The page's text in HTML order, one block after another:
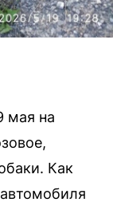
мая на
Как